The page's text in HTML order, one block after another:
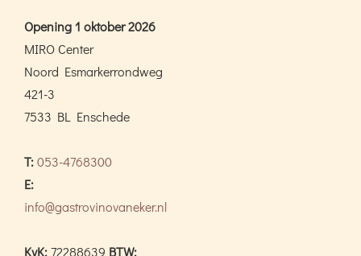
Opening 1 oktober 2026
MIRO Center
Noord Esmarkerrondweg
421-3
7533 BL Enschede
T:053-4768300
E:
info@gastrovinovaneker.nl
KvK:72288639 BTW: